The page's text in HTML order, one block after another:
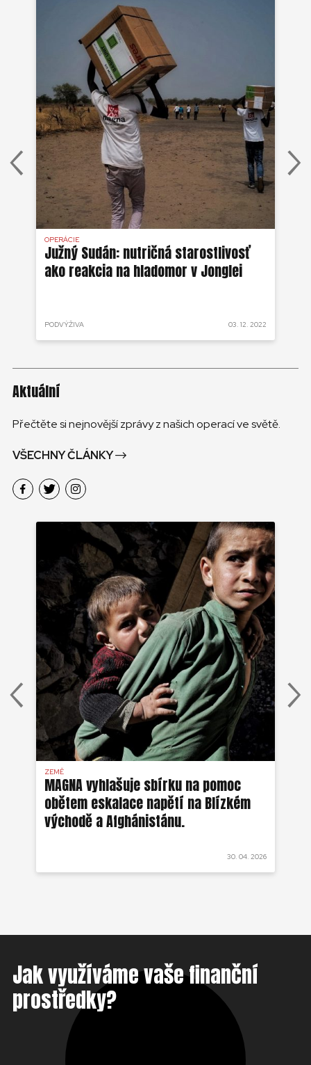
OPERÁCIE
Južný Sudán: nutričná starostlivosť
ako reakcia na hladomor v Jonglei
PODVÝŽIVA 03. 12. 2022
Aktuální
Přečtěte si nejnovější zprávy z našich operací ve světě.
VŠECHNY ČLÁNKY
ZEMĚ
MAGNA vyhlašuje sbírku na pomoc
obětem eskalace napětí na Blízkém
východě a Afghánistánu.
30. 04. 2026
Jak využíváme vaše finanční
prostředky?